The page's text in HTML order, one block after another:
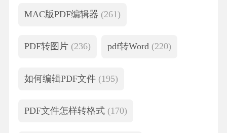
MAC版PDF编辑器 (261)
PDF转图片 (236) pdf转Word (220)
如何编辑PDF文件 (195)
PDF文件怎样转格式 (170)